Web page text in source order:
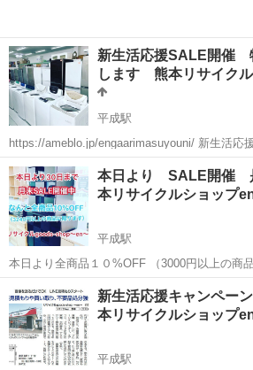
新生活応援SALE開催
します 熊本リサイク
平成駅
https://ameblo.jp/engaarimasuyouni/ 新生活応
洗濯機をご購入で １０%OFFもしくは配送料サービス 朝10
ープンになります https://www.goo...
熊本 熊本市 平成駅 リサイクルシ
本日より SALE開催
本リサイクルショップ
平成駅
本日より全商品１０%OFF （3000円以上の商
年式の家電家具がたくさん揃ってる 熊本リサ
https://ameblo.jp/
熊本 熊本市 平成駅 リサイクルシ
新生活応援キャンペー
本リサイクルショップ
平成駅